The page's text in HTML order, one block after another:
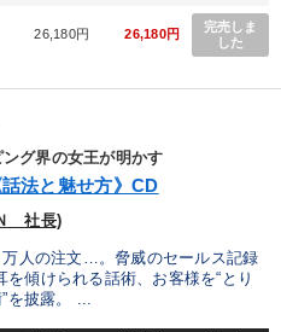
26,180円 26,180円
完売しま
した
グ界の女王が明かす
法と魅せ方》CD
社長)
人の注文…。脅威のセールス記録
傾けられる話術、お客様を“とり
を披露。 ...